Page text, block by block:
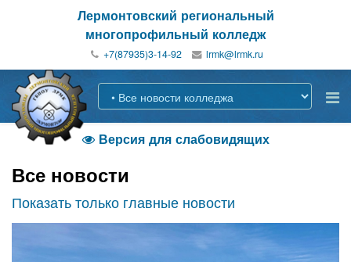
Лермонтовский региональный
многопрофильный колледж
+7(87935)3-14-92
Версия для слабовидящих
Все новости
Показать только главные новости